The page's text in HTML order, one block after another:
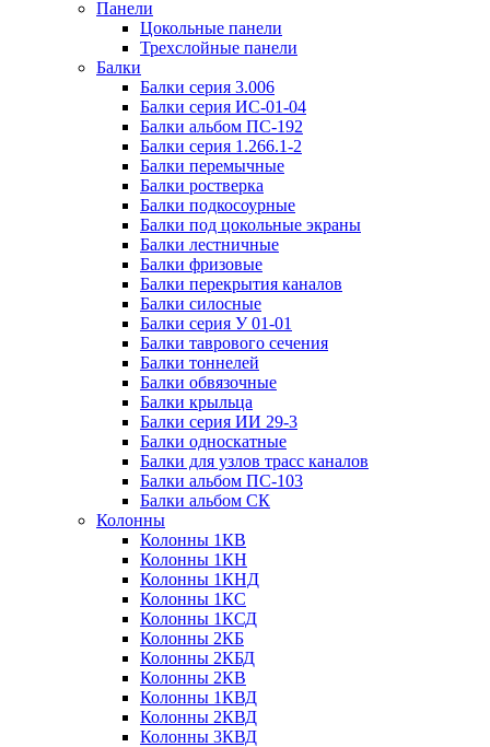
Панели
Цокольные панели
Трехслойные панели
Балки
Балки серия 3.006
Балки серия ИС-01-04
Балки альбом ПС-192
Балки серия 1.266.1-2
Балки перемычные
Балки ростверка
Балки подкосоурные
Балки под цокольные экраны
Балки лестничные
Балки фризовые
Балки перекрытия каналов
Балки силосные
Балки серия У 01-01
Балки таврового сечения
Балки тоннелей
Балки обвязочные
Балки крыльца
Балки серия ИИ 29-3
Балки односкатные
Балки для узлов трасс каналов
Балки альбом ПС-103
Балки альбом СК
Колонны
Колонны 1КВ
Колонны 1КН
Колонны 1КНД
Колонны 1КС
Колонны 1КСД
Колонны 2КБ
Колонны 2КБД
Колонны 2КВ
Колонны 1КВД
Колонны 2КВД
Колонны 3КВД